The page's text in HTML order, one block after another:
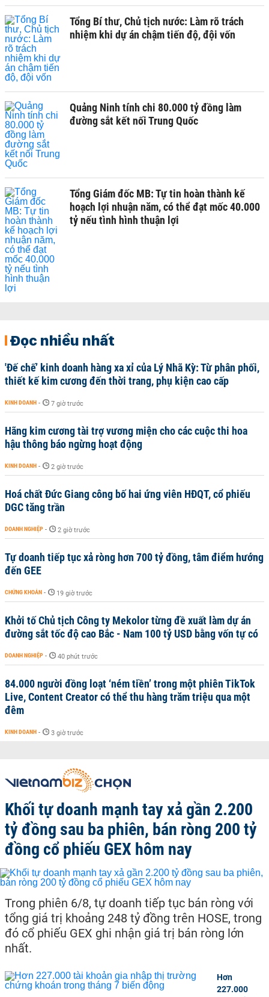
Tổng Bí thư, Chủ tịch nước: Làm rõ trách
nhiệm khi dự án chậm tiến độ, đội vốn
Quảng Ninh tính chi 80.000 tỷ đồng làm
đường sắt kết nối Trung Quốc
Tổng Giám đốc MB: Tự tin hoàn thành kế
hoạch lợi nhuận năm, có thể đạt mốc 40.000
tỷ nếu tình hình thuận lợi
Đọc nhiều nhất
'Đế chế’ kinh doanh hàng xa xỉ của Lý Nhã Kỳ: Từ phân phối,
thiết kế kim cương đến thời trang, phụ kiện cao cấp
KINH DOANH - 7 giờ trước
Hãng kim cương tài trợ vương miện cho các cuộc thi hoa
hậu thông báo ngừng hoạt động
KINH DOANH - 2 giờ trước
Hoá chất Đức Giang công bố hai ứng viên HĐQT, cổ phiếu
DGC tăng trần
DOANH NGHIỆP - 2 giờ trước
Tự doanh tiếp tục xả ròng hơn 700 tỷ đồng, tâm điểm hướng
đến GEE
CHỨNG KHOÁN - 19 giờ trước
Khởi tố Chủ tịch Công ty Mekolor từng đề xuất làm dự án
đường sắt tốc độ cao Bắc - Nam 100 tỷ USD bằng vốn tự có
DOANH NGHIỆP - 40 phút trước
84.000 người đồng loạt ‘ném tiền’ trong một phiên TikTok
Live, Content Creator có thể thu hàng trăm triệu qua một
đêm
KINH DOANH - 3 giờ trước
Khối tự doanh mạnh tay xả gần 2.200
tỷ đồng sau ba phiên, bán ròng 200 tỷ
đồng cổ phiếu GEX hôm nay
Trong phiên 6/8, tự doanh tiếp tục bán ròng với
tổng giá trị khoảng 248 tỷ đồng trên HOSE, trong
đó cổ phiếu GEX ghi nhận giá trị bán ròng lớn
nhất.
Hơn
227.000